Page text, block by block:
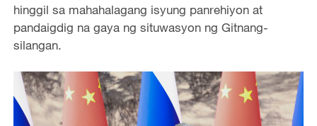
hinggil sa mahahalagang isyung panrehiyon at
pandaigdig na gaya ng situwasyon ng Gitnang-
silangan.